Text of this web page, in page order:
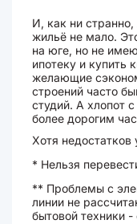
И, как ни
жильё не мало.
на юге, но не
ипотеку и купить
желающие
строений часто
студий. А хлопот
более дорогим
Хотя недостатков
* Нельзя
** Проблемы с
линии не
бытовой техники